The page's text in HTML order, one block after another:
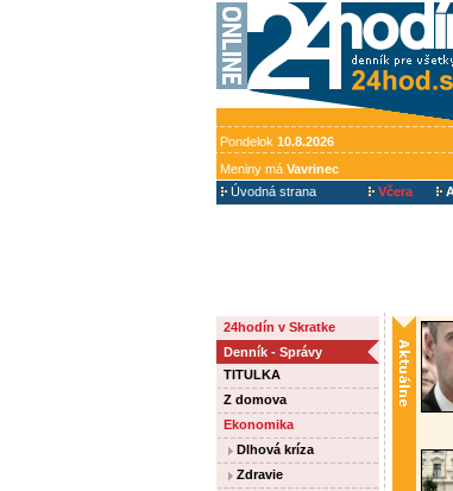
Pondelok 10.8.2026
Meniny má Vavrinec
Úvodná strana
Včera
24hodín v Skratke
Denník - Správy
TITULKA
Z domova
Ekonomika
Dlhová kríza
Zdravie